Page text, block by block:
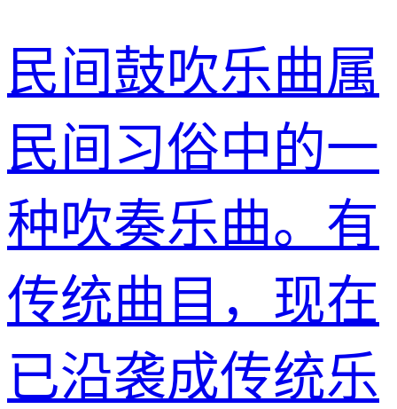
民间鼓吹乐曲属
民间习俗中的一
种吹奏乐曲。有
传统曲目，现在
已沿袭成传统乐